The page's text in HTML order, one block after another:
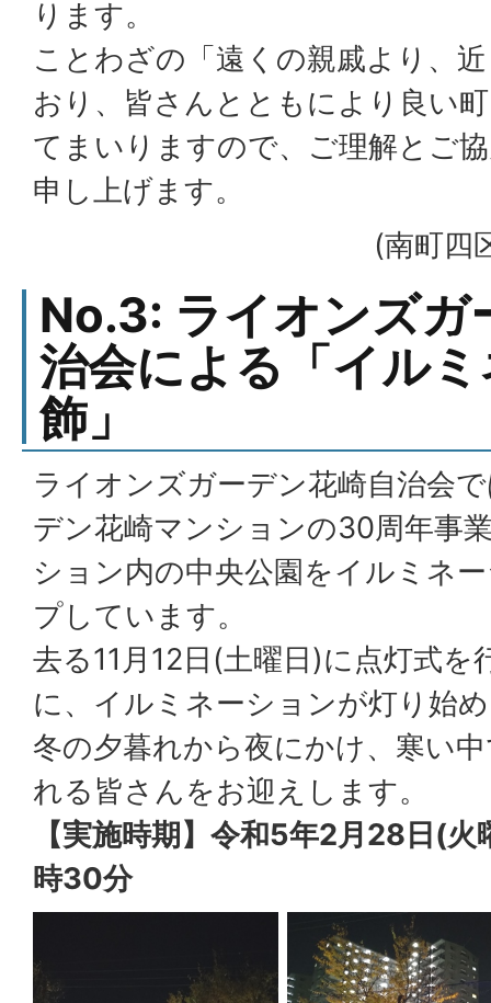
ります。
ことわざの「遠くの親戚より、
おり、皆さんとともにより良い
てまいりますので、ご理解とご
申し上げます。
(南町四
No.3: ライオンズガ
治会による「イル
飾」
ライオンズガーデン花崎自治会
デン花崎マンションの30周年事
ション内の中央公園をイルミネ
プしています。
去る11月12日(土曜日)に点灯式を
に、イルミネーションが灯り始
冬の夕暮れから夜にかけ、寒い
れる皆さんをお迎えします。
【実施時期】令和5年2月28日(
時30分